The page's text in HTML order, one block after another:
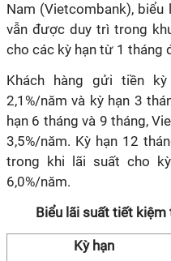
Nam (Vietcombank), biểu
vẫn được duy trì trong
cho các kỳ hạn từ 1 tháng
Khách hàng gửi tiền
2,1%/năm và kỳ hạn 3
hạn 6 tháng và 9 tháng,
3,5%/năm. Kỳ hạn 12
trong khi lãi suất cho
6,0%/năm.
Biểu lãi suất tiết
Kỳ hạn